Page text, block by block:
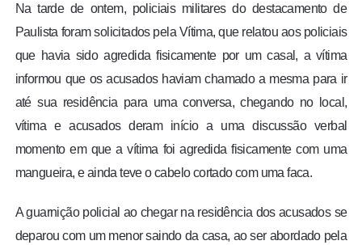
ENQUETE
Na tarde de ontem, policiais militares do destacamento de
Paulista foram solicitados pela Vítima, que relatou aos policiais
que havia sido agredida fisicamente por um casal, a vítima
informou que os acusados haviam chamado a mesma para ir
até sua residência para uma conversa, chegando no local,
vítima e acusados deram início a uma discussão verbal
momento em que a vítima foi agredida fisicamente com uma
mangueira, e ainda teve o cabelo cortado com uma faca.
A guarnição policial ao chegar na residência dos acusados se
deparou com um menor saindo da casa, ao ser abordado pela